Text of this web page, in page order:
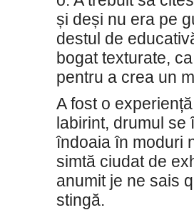
și deși nu era pe
destul de
bogat texturate,
pentru a crea un
A fost o
labirint, drumul se
îndoaia în moduri
simtă ciudat de
anumit je ne sais
stingă.